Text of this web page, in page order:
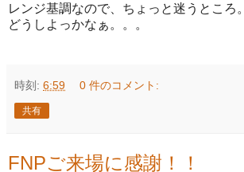
レンジ基調なので、ちょっと迷うところ。
どうしよっかなぁ。。。
時刻: 6:59 0 件のコメント:
共有
FNPご来場に感謝！！